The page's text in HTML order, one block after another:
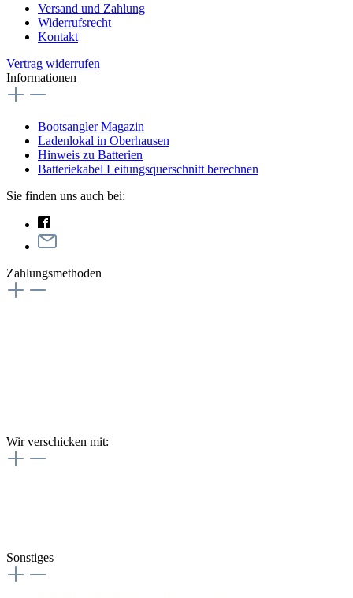
Versand und Zahlung
Widerrufsrecht
Kontakt
Vertrag widerrufen
Informationen
Bootsangler Magazin
Ladenlokal in Oberhausen
Hinweis zu Batterien
Batteriekabel Leitungsquerschnitt berechnen
Sie finden uns auch bei:
Zahlungsmethoden
Wir verschicken mit:
Sonstiges